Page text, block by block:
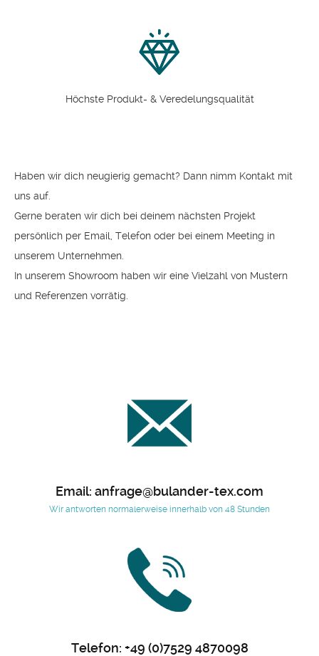
Höchste Produkt- & Veredelungsqualität
Haben wir dich neugierig gemacht? Dann nimm Kontakt mit
uns auf.
Gerne beraten wir dich bei deinem nächsten Projekt
persönlich per Email, Telefon oder bei einem Meeting in
unserem Unternehmen.
In unserem Showroom haben wir eine Vielzahl von Mustern
und Referenzen vorrätig.
Email: anfrage@bulander-tex.com
Wir antworten normalerweise innerhalb von 48 Stunden
Telefon: +49 (0)7529 4870098